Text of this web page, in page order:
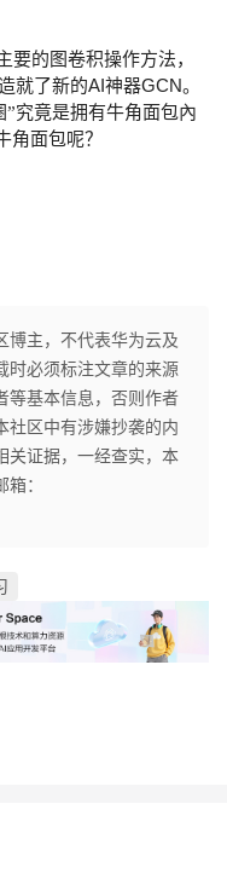
要的图卷积操作方法，
就了新的AI神器GCN。
”究竟是拥有牛角面包內
面包呢？
博主，不代表华为云及
时必须标注文章的来源
等基本信息，否则作者
社区中有涉嫌抄袭的内
关证据，一经查实，本
：